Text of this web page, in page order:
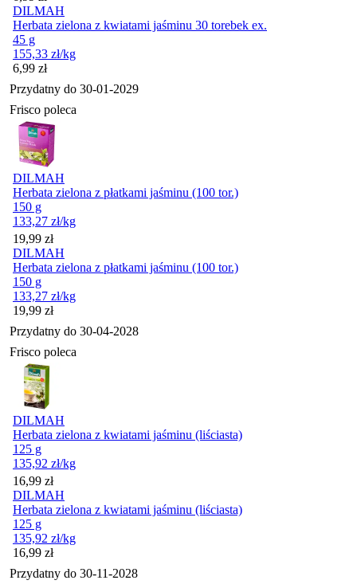
DILMAH
Herbata zielona z kwiatami jaśminu 30 torebek ex.
45 g
155,33 zł/kg
Cena
6,99 zł
Przydatny do 30-01-2029
Frisco poleca
DILMAH
Herbata zielona z płatkami jaśminu (100 tor.)
150 g
133,27 zł/kg
Cena
19,99 zł
DILMAH
Herbata zielona z płatkami jaśminu (100 tor.)
150 g
133,27 zł/kg
Cena
19,99 zł
Przydatny do 30-04-2028
Frisco poleca
DILMAH
Herbata zielona z kwiatami jaśminu (liściasta)
125 g
135,92 zł/kg
Cena
16,99 zł
DILMAH
Herbata zielona z kwiatami jaśminu (liściasta)
125 g
135,92 zł/kg
Cena
16,99 zł
Przydatny do 30-11-2028